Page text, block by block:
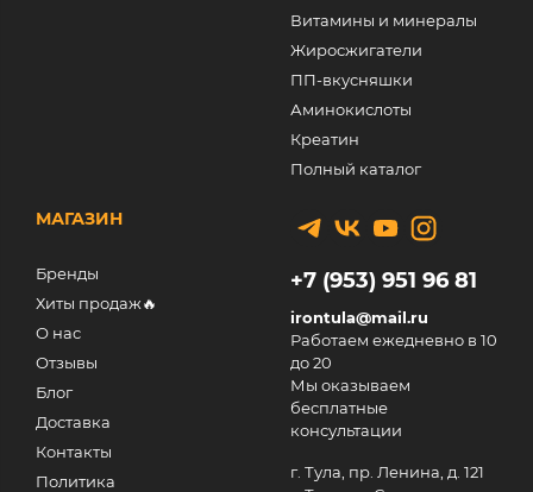
Витамины и минералы
Жиросжигатели
ПП-вкусняшки
Аминокислоты
Креатин
Полный каталог
МАГАЗИН
Бренды
Хиты продаж🔥
О нас
Отзывы
Блог
Доставка
Контакты
Политика
+7 (953) 951 96 81
irontula@mail.ru
Работаем ежедневно в 10
до 20
Мы оказываем
бесплатные
консультации
г. Тула, пр. Ленина, д. 121